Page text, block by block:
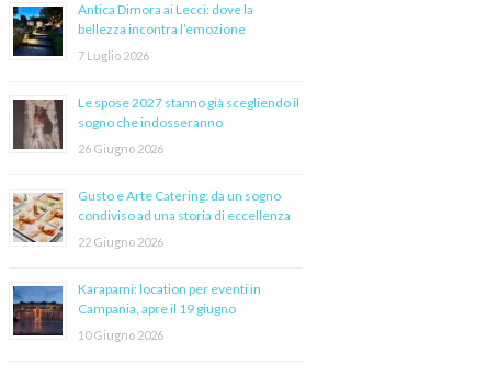
Antica Dimora ai Lecci: dove la
bellezza incontra l’emozione
7 Luglio 2026
Le spose 2027 stanno già scegliendo il
sogno che indosseranno
26 Giugno 2026
Gusto e Arte Catering: da un sogno
condiviso ad una storia di eccellenza
22 Giugno 2026
Karapami: location per eventi in
Campania, apre il 19 giugno
10 Giugno 2026